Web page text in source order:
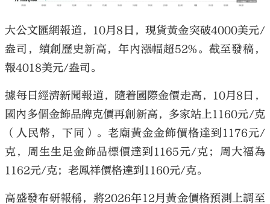
大公文匯網報道，10月8日，現貨黃金突破4000美元/
盎司，續創歷史新高，年內漲幅超52%。截至發稿，
報4018美元/盎司。
據每日經濟新聞報道，隨着國際金價走高，10月8日，
國內多個金飾品牌克價再創新高，多家站上1160元/克
（人民幣，下同）。老廟黃金金飾價格達到1176元/
克，周生生足金飾品標價達到1165元/克；周大福為
1162元/克；老鳳祥價格達到1160元/克。
高盛發布研報稱，將2026年12月黃金價格預測上調至